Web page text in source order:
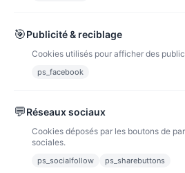
🎯Publicité & reciblage
Cookies utilisés pour afficher des
ps_facebook
💬Réseaux sociaux
Cookies déposés par les boutons de
sociales.
ps_socialfollow ps_sharebuttons